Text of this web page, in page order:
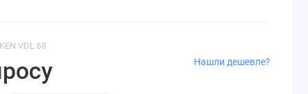
VDL 68
Нашли дешевле?